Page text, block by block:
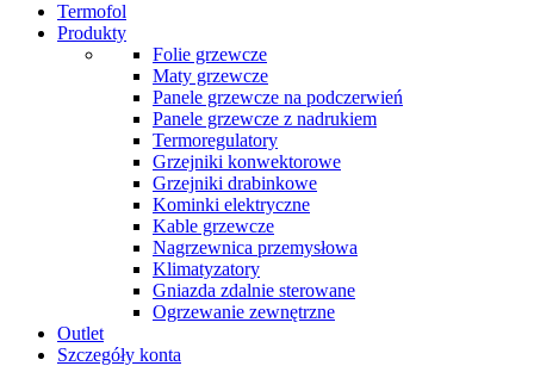
Termofol
Produkty
Folie grzewcze
Maty grzewcze
Panele grzewcze na podczerwień
Panele grzewcze z nadrukiem
Termoregulatory
Grzejniki konwektorowe
Grzejniki drabinkowe
Kominki elektryczne
Kable grzewcze
Nagrzewnica przemysłowa
Klimatyzatory
Gniazda zdalnie sterowane
Ogrzewanie zewnętrzne
Outlet
Szczegóły konta